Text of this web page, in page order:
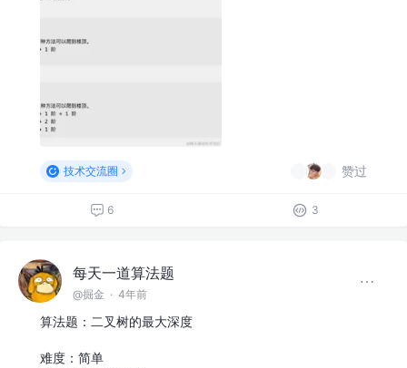
技术交流圈 赞过
6 3
每天一道算法题
@掘金 · 4年前
算法题：二叉树的最大深度
难度：简单